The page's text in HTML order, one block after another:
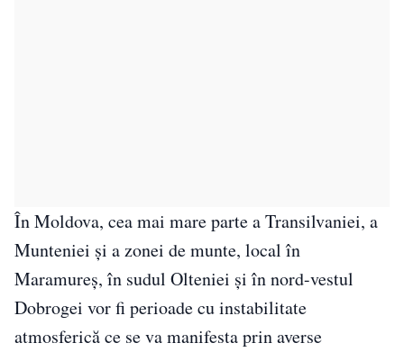
În Moldova, cea mai mare parte a Transilvaniei, a
Munteniei și a zonei de munte, local în
Maramureș, în sudul Olteniei și în nord-vestul
Dobrogei vor fi perioade cu instabilitate
atmosferică ce se va manifesta prin averse